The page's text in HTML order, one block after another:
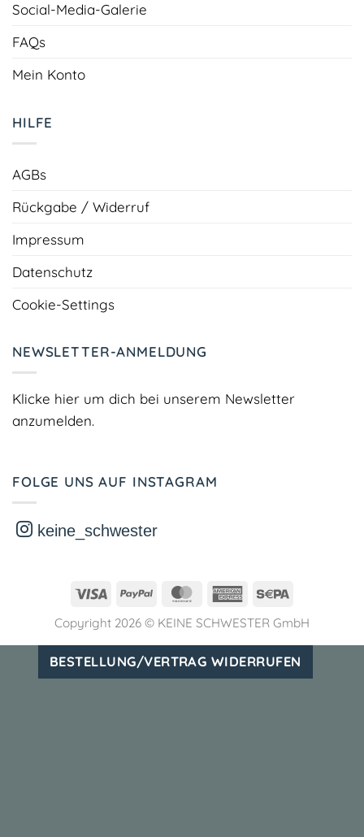
Social-Media-Galerie
FAQs
Mein Konto
HILFE
AGBs
Rückgabe / Widerruf
Impressum
Datenschutz
Cookie-Settings
NEWSLETTER-ANMELDUNG
Klicke hier um dich bei unserem Newsletter
anzumelden.
FOLGE UNS AUF INSTAGRAM
keine_schwester
Visa PayPal MasterCardAmerican
Copyright 2026 © KEINE SCHWESTER GmbH
BESTELLUNG/VERTRAG WIDERRUFEN